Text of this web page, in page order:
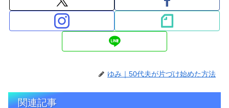
ゆみ｜50代夫が片づけ始めた方法
関連記事